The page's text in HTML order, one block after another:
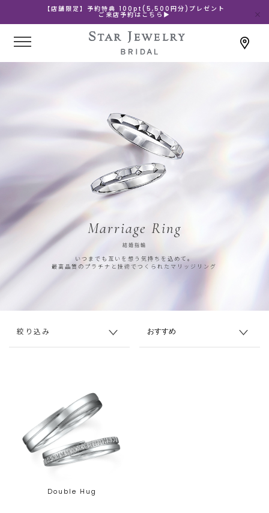
【店舗限定】予約特典 100pt(5,500円分)プレゼント
ご来店予約はこちら▶
Marriage Ring
結婚指輪
いつまでも互いを想う気持ちを込めて。
最高品質のプラチナと技術でつくられたマリッジリング
絞り込み
Double Hug